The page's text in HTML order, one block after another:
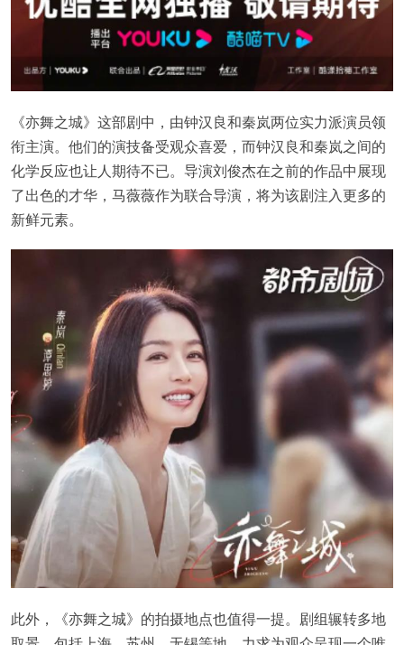
《亦舞之城》这部剧中，由钟汉良和秦岚两位实力派演员领
衔主演。他们的演技备受观众喜爱，而钟汉良和秦岚之间的
化学反应也让人期待不已。导演刘俊杰在之前的作品中展现
了出色的才华，马薇薇作为联合导演，将为该剧注入更多的
新鲜元素。
此外，《亦舞之城》的拍摄地点也值得一提。剧组辗转多地